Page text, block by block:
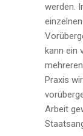
werden.
kann ein
Praxis
Arbeit